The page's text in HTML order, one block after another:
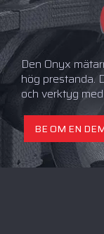
Den Onyx
hög prestanda.
och verktyg
BE OM EN